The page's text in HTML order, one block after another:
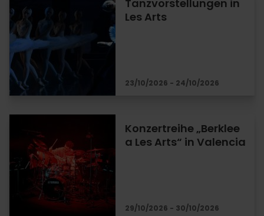
Tanzvorstellungen in
Les Arts
23/10/2026 - 24/10/2026
Konzertreihe „Berklee
a Les Arts“ in Valencia
29/10/2026 - 30/10/2026